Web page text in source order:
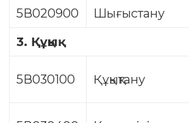
5В020900
Шығыстану
3. Құқық
5В030100 Құқықтану